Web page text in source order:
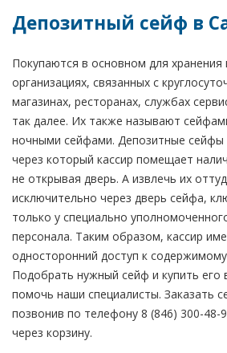
Депозитный сейф в
Покупаются в основном для хранения
организациях, связанных с
магазинах, ресторанах, службах
так далее. Их также называют
ночными сейфами. Депозитные
через который кассир помещает
не открывая дверь. А извлечь их
исключительно через дверь сейфа,
только у специально
персонала. Таким образом, кассир
односторонний доступ к
Подобрать нужный сейф и купить его
помочь наши специалисты. Заказать
позвонив по телефону 8 (846) 300-48-
через корзину.